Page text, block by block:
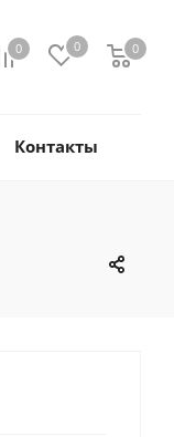
0 0 0
Контакты